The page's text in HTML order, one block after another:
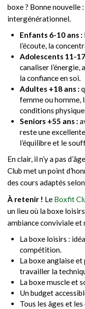
boxe ? Bonne nouvelle
intergénérationnel.
Enfants 6-10 ans :
l’écoute, la
Adolescents 11-
canaliser
la confiance en soi.
Adultes +18 ans :
femme ou homme,
conditions
Seniors +55 ans :
reste une
l’équilibre et le
En clair, il n’y a pas
Club met un point
des cours adaptés
À retenir ! Le Boxfit
un lieu où la boxe
ambiance conviviale
La boxe loisirs :
compétition.
La boxe anglaise
travailler la
La boxe muscle et
Un budget
Tous les âges et